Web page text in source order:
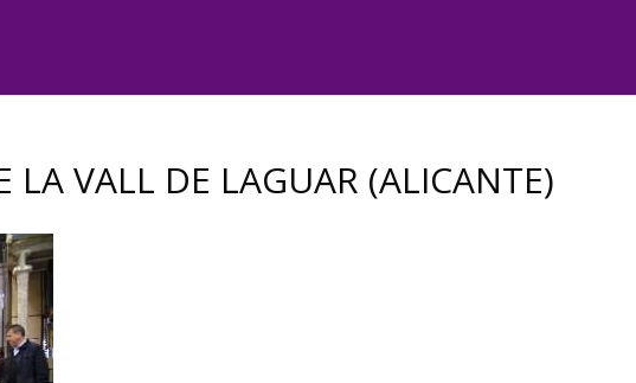
LA VALL DE LAGUAR (ALICANTE)